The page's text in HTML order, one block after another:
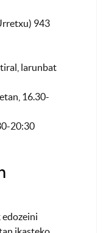
943
larunbat
16.30-
20:30